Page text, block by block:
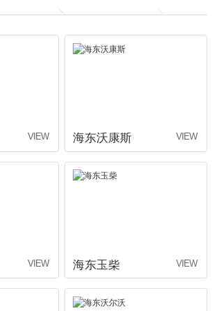
海东沃康斯
海东玉柴